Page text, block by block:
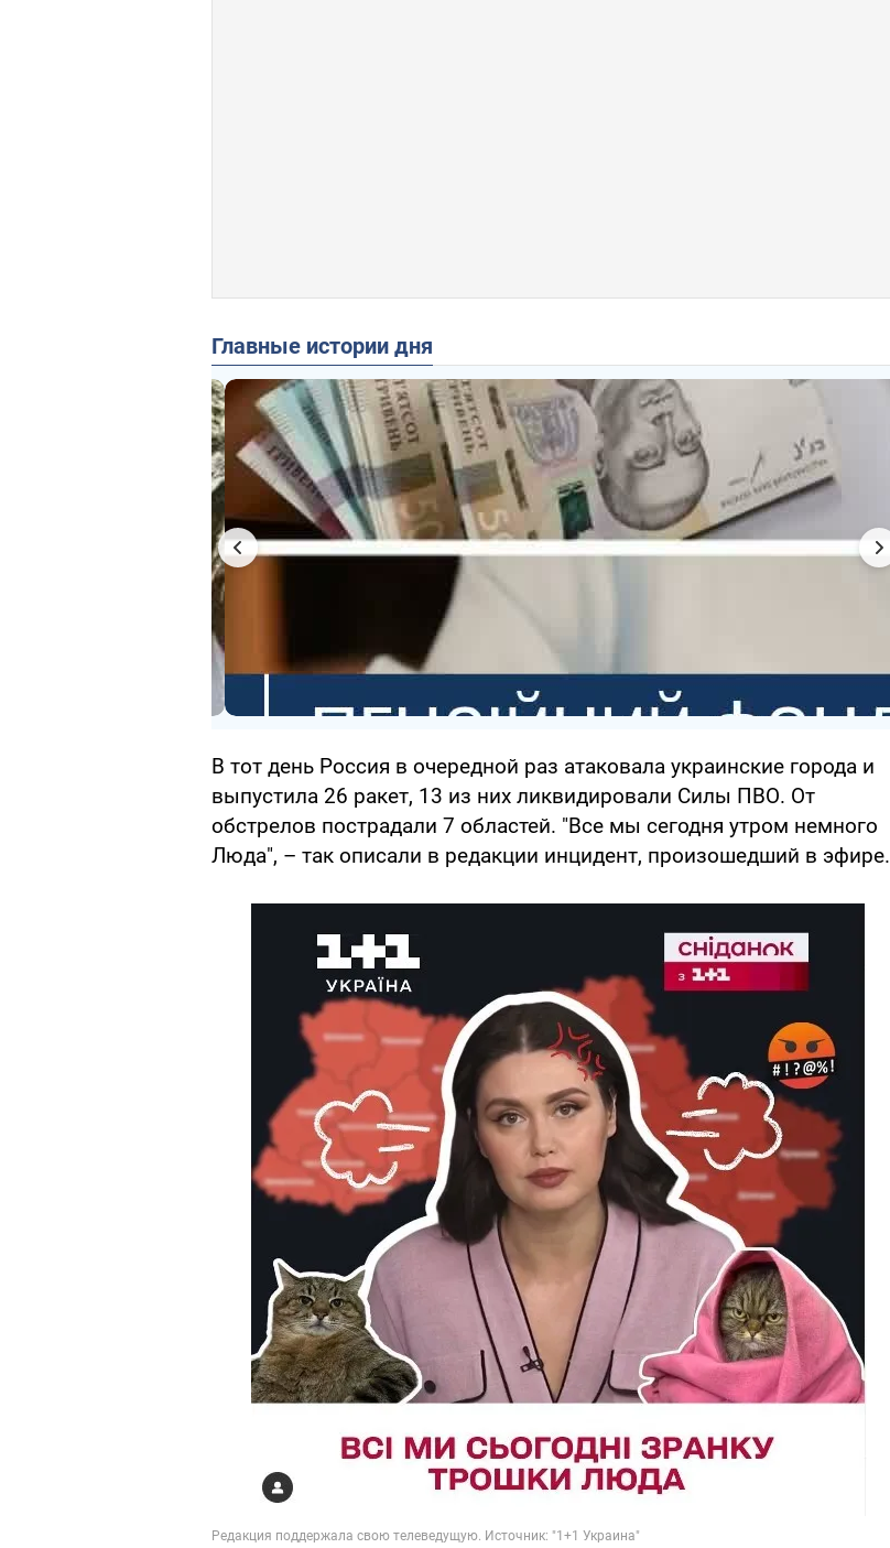
Главные истории дня
В тот день Россия в очередной раз атаковала украинские города и
выпустила 26 ракет, 13 из них ликвидировали Силы ПВО. От
обстрелов пострадали 7 областей. "Все мы сегодня утром немного
Люда", – так описали в редакции инцидент, произошедший в эфире.